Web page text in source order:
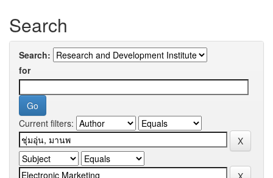
Search
Search:
for
Current filters: